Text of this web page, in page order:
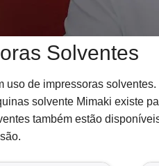
Solventes
uso de impressoras
solvente Mimaki existe
também estão